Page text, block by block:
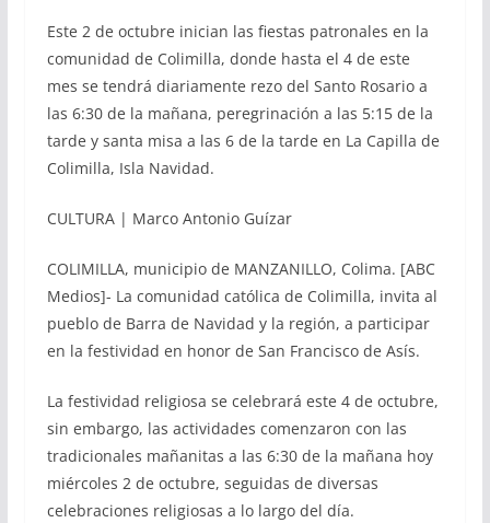
Este 2 de octubre inician las fiestas patronales en la
comunidad de Colimilla, donde hasta el 4 de este
mes se tendrá diariamente rezo del Santo Rosario a
las 6:30 de la mañana, peregrinación a las 5:15 de la
tarde y santa misa a las 6 de la tarde en La Capilla de
Colimilla, Isla Navidad.
CULTURA | Marco Antonio Guízar
COLIMILLA, municipio de MANZANILLO, Colima. [ABC
Medios]- La comunidad católica de Colimilla, invita al
pueblo de Barra de Navidad y la región, a participar
en la festividad en honor de San Francisco de Asís.
La festividad religiosa se celebrará este 4 de octubre,
sin embargo, las actividades comenzaron con las
tradicionales mañanitas a las 6:30 de la mañana hoy
miércoles 2 de octubre, seguidas de diversas
celebraciones religiosas a lo largo del día.